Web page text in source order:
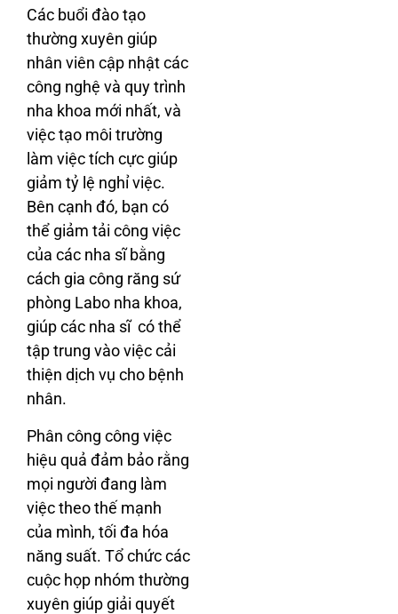
Các buổi đào tạo
thường xuyên giúp
nhân viên cập nhật các
công nghệ và quy trình
nha khoa mới nhất, và
việc tạo môi trường
làm việc tích cực giúp
giảm tỷ lệ nghỉ việc.
Bên cạnh đó, bạn có
thể giảm tải công việc
của các nha sĩ bằng
cách gia công răng sứ
phòng Labo nha khoa,
giúp các nha sĩ có thể
tập trung vào việc cải
thiện dịch vụ cho bệnh
nhân.
Phân công công việc
hiệu quả đảm bảo rằng
mọi người đang làm
việc theo thế mạnh
của mình, tối đa hóa
năng suất. Tổ chức các
cuộc họp nhóm thường
xuyên giúp giải quyết